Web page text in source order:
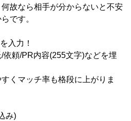
故なら相手が分からないと不安
です。
入力！
依頼/PR内容(255文字)などを埋
くマッチ率も格段に上がりま
み)